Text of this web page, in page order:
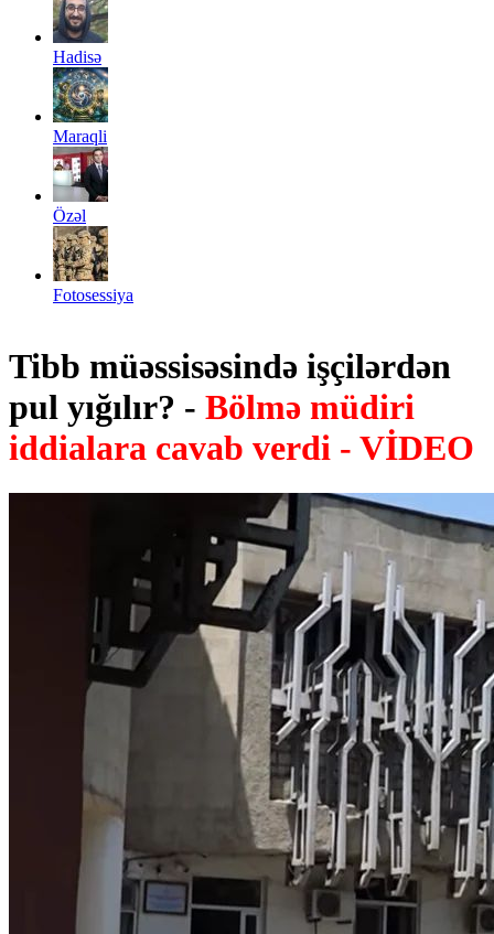
Hadisə
Maraqli
Özəl
Fotosessiya
Tibb müəssisəsində işçilərdən
pul yığılır? - Bölmə müdiri
iddialara cavab verdi - VİDEO